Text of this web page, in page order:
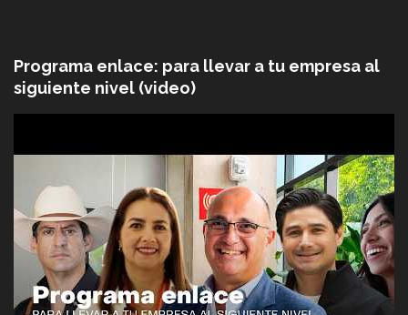
Programa enlace: para llevar a tu empresa al
siguiente nivel (video)